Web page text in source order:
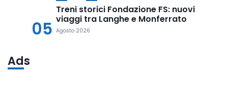
05
Treni storici Fondazione FS: nuovi
viaggi tra Langhe e Monferrato
Agosto 2026
Ads